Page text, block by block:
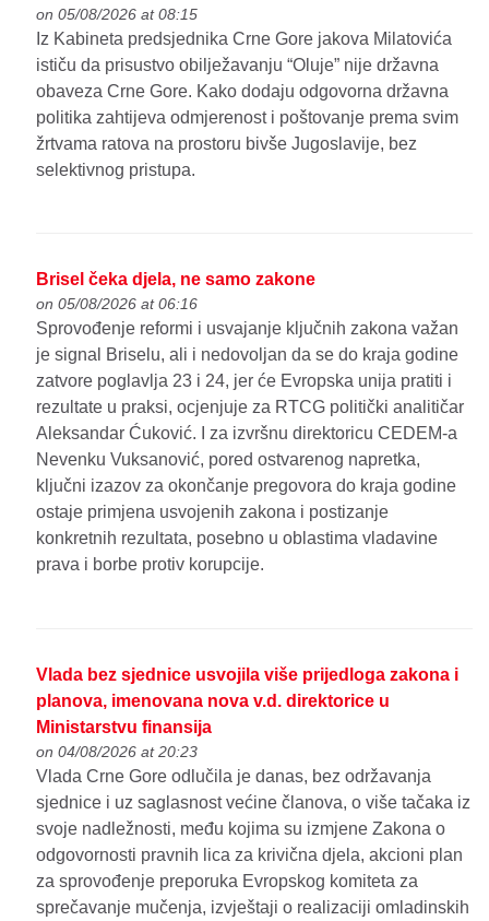
on 05/08/2026 at 08:15
Iz Kabineta predsjednika Crne Gore jakova Milatovića
ističu da prisustvo obilježavanju “Oluje” nije državna
obaveza Crne Gore. Kako dodaju odgovorna državna
politika zahtijeva odmjerenost i poštovanje prema svim
žrtvama ratova na prostoru bivše Jugoslavije, bez
selektivnog pristupa.
Brisel čeka djela, ne samo zakone
on 05/08/2026 at 06:16
Sprovođenje reformi i usvajanje ključnih zakona važan
je signal Briselu, ali i nedovoljan da se do kraja godine
zatvore poglavlja 23 i 24, jer će Evropska unija pratiti i
rezultate u praksi, ocjenjuje za RTCG politički analitičar
Aleksandar Ćuković. I za izvršnu direktoricu CEDEM-a
Nevenku Vuksanović, pored ostvarenog napretka,
ključni izazov za okončanje pregovora do kraja godine
ostaje primjena usvojenih zakona i postizanje
konkretnih rezultata, posebno u oblastima vladavine
prava i borbe protiv korupcije.
Vlada bez sjednice usvojila više prijedloga zakona i
planova, imenovana nova v.d. direktorice u
Ministarstvu finansija
on 04/08/2026 at 20:23
Vlada Crne Gore odlučila je danas, bez održavanja
sjednice i uz saglasnost većine članova, o više tačaka iz
svoje nadležnosti, među kojima su izmjene Zakona o
odgovornosti pravnih lica za krivična djela, akcioni plan
za sprovođenje preporuka Evropskog komiteta za
sprečavanje mučenja, izvještaji o realizaciji omladinskih